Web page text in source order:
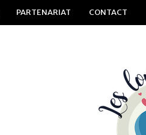
PARTENARIAT CONTACT